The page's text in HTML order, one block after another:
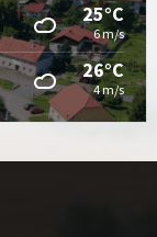
25°C
6 m/s
26°C
4 m/s